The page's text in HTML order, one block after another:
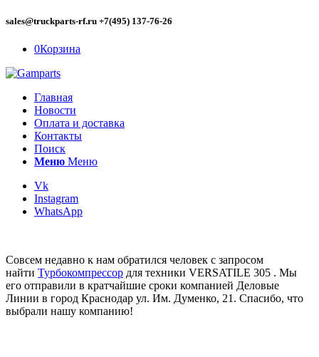
sales@truckparts-rf.ru +7(495) 137-76-26
0Корзина
Главная
Новости
Оплата и доставка
Контакты
Поиск
Меню Меню
Vk
Instagram
WhatsApp
Совсем недавно к нам обратился человек с запросом
найти Турбокомпрессор для техники VERSATILE 305 . Мы
его отправили в кратчайшие сроки компанией Деловые
Линии в город Краснодар ул. Им. Думенко, 21. Спасибо, что
выбрали нашу компанию!